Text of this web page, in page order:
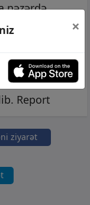
nəzərdə
Report
ziyarət
×